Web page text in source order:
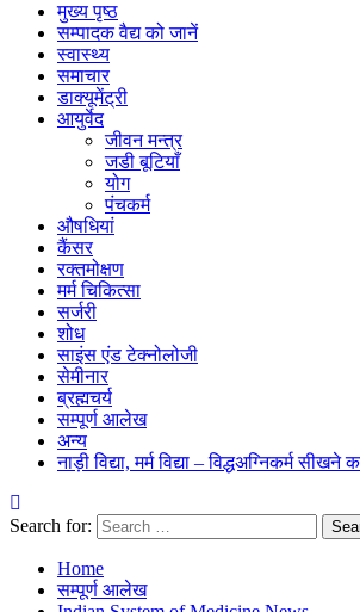
मुख्य पृष्ठ
सम्पादक वैद्य को जानें
स्वास्थ्य
समाचार
डाक्यूमेंट्री
आयुर्वेद
जीवन मन्त्र
जडी बूटियाँ
योग
पंचकर्म
औषधियां
कैंसर
रक्तमोक्षण
मर्म चिकित्सा
सर्जरी
शोध
साइंस एंड टेक्नोलोजी
सेमीनार
ब्रह्मचर्य
सम्पूर्ण आलेख
अन्य
नाड़ी विद्या, मर्म विद्या – विद्धअग्निकर्म
Search for:
Home
सम्पूर्ण आलेख